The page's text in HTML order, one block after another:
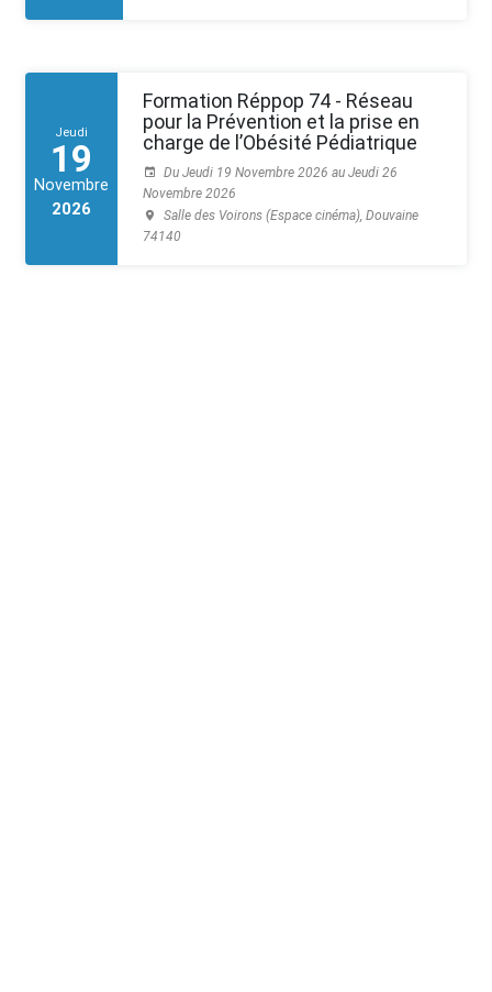
Jeudi
19
Novembre
2026
Formation Réppop 74 - Réseau
pour la Prévention et la prise en
charge de l’Obésité Pédiatrique
Du Jeudi 19 Novembre 2026 au Jeudi 26
Novembre 2026
Salle des Voirons (Espace cinéma), Douvaine
74140